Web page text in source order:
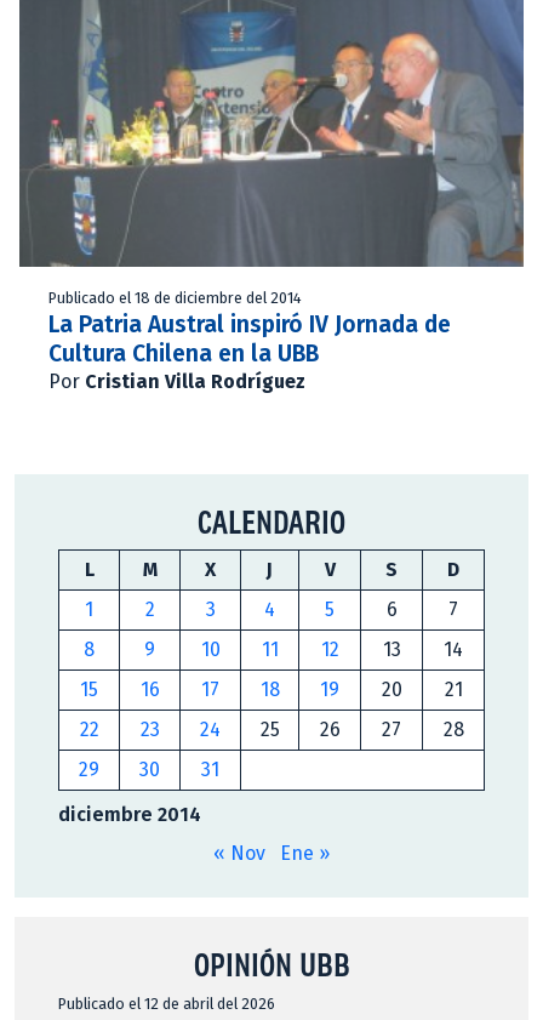
Publicado el 18 de diciembre del 2014
La Patria Austral inspiró IV Jornada de
Cultura Chilena en la UBB
Por Cristian Villa Rodríguez
CALENDARIO
diciembre 2014
L M X J V S
D
1
2 3 4 5 6
7
8
9 10 11 12 13
14
15
16 17 18 19 20
21
22
23 24 25 26 27
28
29
30 31
« Nov Ene »
OPINIÓN UBB
Publicado el 12 de abril del 2026